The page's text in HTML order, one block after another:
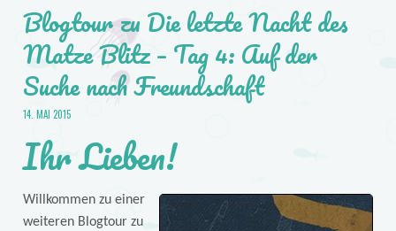
Blogtour zu Die letzte Nacht des
Matze Blitz – Tag 4: Auf der
Suche nach Freundschaft
14. MAI 2015
Ihr Lieben!
Willkommen zu einer
weiteren Blogtour zu